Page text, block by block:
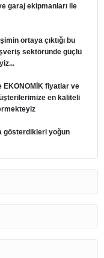
garaj ekipmanları ile
ortaya çıktığı bu
sektöründe güçlü
EKONOMİK fiyatlar ve
en kaliteli
gösterdikleri yoğun